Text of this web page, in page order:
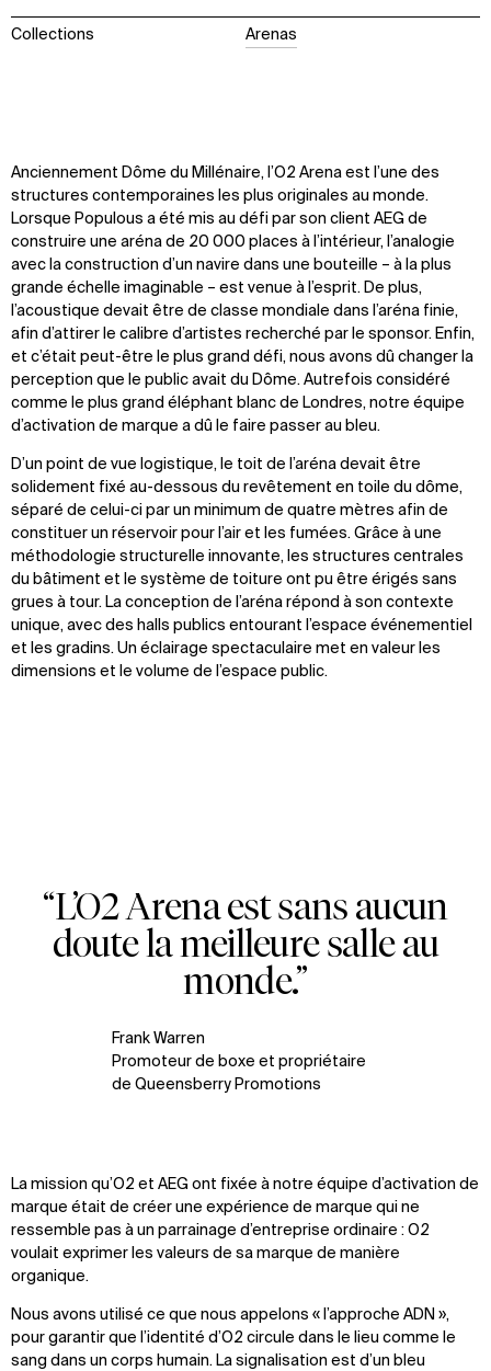
Collections Arenas
Anciennement Dôme du Millénaire, l’O2 Arena est l’une des
structures contemporaines les plus originales au monde.
Lorsque Populous a été mis au défi par son client AEG de
construire une aréna de 20 000 places à l’intérieur, l’analogie
avec la construction d’un navire dans une bouteille – à la plus
grande échelle imaginable – est venue à l’esprit. De plus,
l’acoustique devait être de classe mondiale dans l’aréna finie,
afin d’attirer le calibre d’artistes recherché par le sponsor. Enfin,
et c’était peut-être le plus grand défi, nous avons dû changer la
perception que le public avait du Dôme. Autrefois considéré
comme le plus grand éléphant blanc de Londres, notre équipe
d’activation de marque a dû le faire passer au bleu.
D’un point de vue logistique, le toit de l’aréna devait être
solidement fixé au-dessous du revêtement en toile du dôme,
séparé de celui-ci par un minimum de quatre mètres afin de
constituer un réservoir pour l’air et les fumées. Grâce à une
méthodologie structurelle innovante, les structures centrales
du bâtiment et le système de toiture ont pu être érigés sans
grues à tour. La conception de l’aréna répond à son contexte
unique, avec des halls publics entourant l’espace événementiel
et les gradins. Un éclairage spectaculaire met en valeur les
dimensions et le volume de l’espace public.
Zoom
Zoom
Zoom
“L’O2 Arena est sans aucun
doute la meilleure salle au
monde.”
Frank Warren
Promoteur de boxe et propriétaire
de Queensberry Promotions
La mission qu’O2 et AEG ont fixée à notre équipe d’activation de
marque était de créer une expérience de marque qui ne
ressemble pas à un parrainage d’entreprise ordinaire : O2
voulait exprimer les valeurs de sa marque de manière
organique.
Nous avons utilisé ce que nous appelons « l’approche ADN »,
pour garantir que l’identité d’O2 circule dans le lieu comme le
sang dans un corps humain. La signalisation est d’un bleu